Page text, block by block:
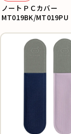
ノートＰＣカバー
MT019BK/MT019PU